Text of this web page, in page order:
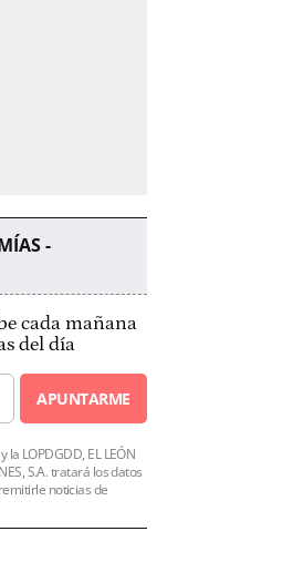
-
cada mañana
del día
APUNTARME
la LOPDGDD, EL LEÓN
S.A. tratará los datos
noticias de